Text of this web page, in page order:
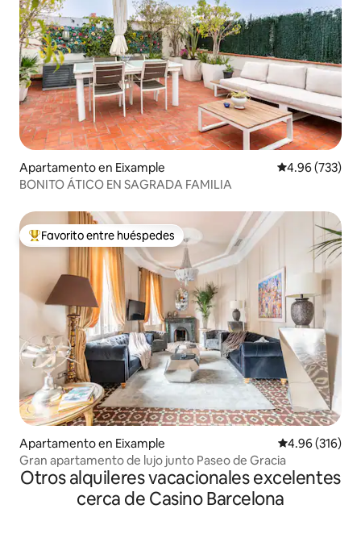
Apartamento en Eixample Calificación
4.96 (733)
BONITO ÁTICO EN SAGRADA FAMILIA
Favorito entre huéspedes preferido
Favorito entre huéspedes
Apartamento en Eixample Calificación
4.96 (316)
Gran apartamento de lujo junto Paseo de Gracia
Otros alquileres vacacionales excelentes
cerca de Casino Barcelona